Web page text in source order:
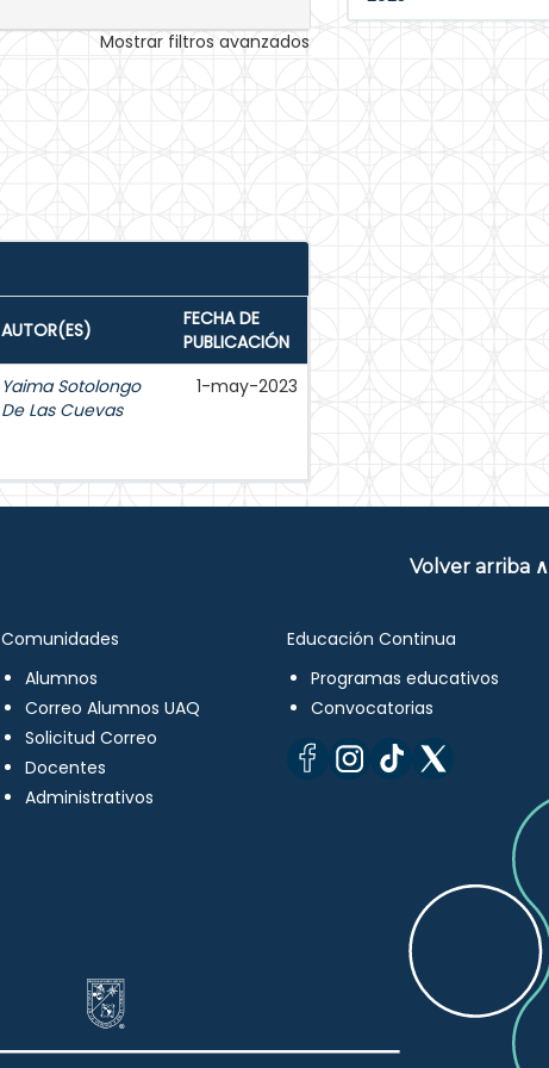
Mostrar filtros avanzados
AUTOR(ES)
FECHA DE
PUBLICACIÓN
Yaima Sotolongo
De Las Cuevas
1-may-2023
Volver arriba ∧
Comunidades
Alumnos
Correo Alumnos UAQ
Solicitud Correo
Docentes
Administrativos
Educación Continua
Programas educativos
Convocatorias